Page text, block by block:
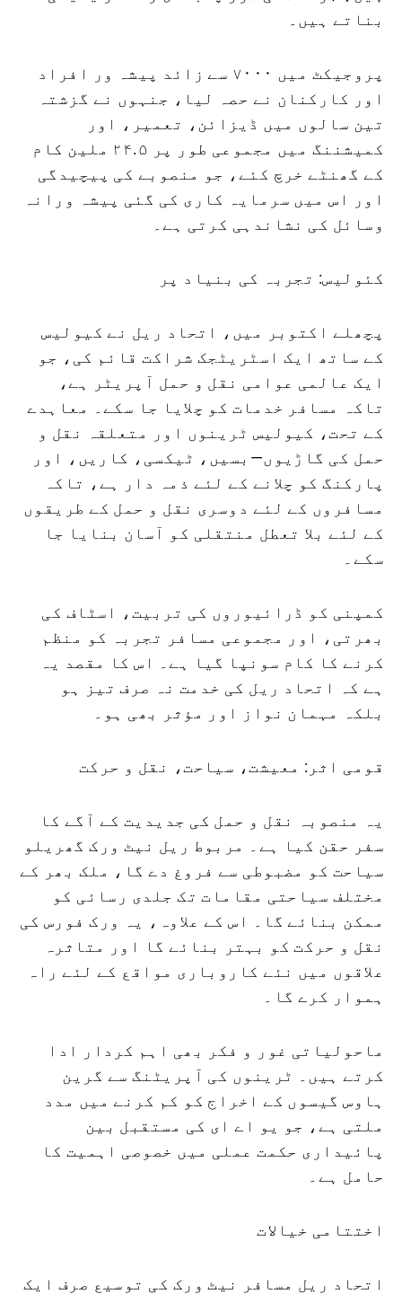
بناتے ہیں۔
پروجیکٹ میں ۷۰۰۰ سے زائد پیشہ ور افراد
اور کارکنان نے حصہ لیا، جنہوں نے گزشتہ
تین سالوں میں ڈیزائن، تعمیر، اور
کمیشننگ میں مجموعی طور پر ۲۴.۵ ملین کام
کے گھنٹے خرچ کئے، جو منصوبے کی پیچیدگی
اور اس میں سرمایہ کاری کی گئی پیشہ ورانہ
وسائل کی نشاندہی کرتی ہے۔
کئولیس: تجربہ کی بنیاد پر
پچھلے اکتوبر میں، اتحاد ریل نے کیولیس
کے ساتھ ایک اسٹریٹجک شراکت قائم کی، جو
ایک عالمی عوامی نقل و حمل آپریٹر ہے،
تاکہ مسافر خدمات کو چلایا جا سکے۔ معاہدے
کے تحت، کیولیس ٹرینوں اور متعلقہ نقل و
حمل کی گاڑیوں—بسیں، ٹیکسی، کاریں، اور
پارکنگ کو چلانے کے لئے ذمہ دار ہے، تاکہ
مسافروں کے لئے دوسری نقل و حمل کے طریقوں
کے لئے بلا تعطل منتقلی کو آسان بنایا جا
سکے۔
کمپنی کو ڈرائیوروں کی تربیت، اسٹاف کی
بھرتی، اور مجموعی مسافر تجربہ کو منظم
کرنے کا کام سونپا گیا ہے۔ اس کا مقصد یہ
ہے کہ اتحاد ریل کی خدمت نہ صرف تیز ہو
بلکہ مہمان نواز اور مؤثر بھی ہو۔
قومی اثر: معیشت، سیاحت، نقل و حرکت
یہ منصوبہ نقل و حمل کی جدیدیت کے آگے کا
سفر حقن کیا ہے۔ مربوط ریل نیٹ ورک گھریلو
سیاحت کو مضبوطی سے فروغ دے گا، ملک بھر کے
مختلف سیاحتی مقامات تک جلدی رسائی کو
ممکن بنائے گا۔ اس کے علاوہ، یہ ورک فورس کی
نقل و حرکت کو بہتر بنائے گا اور متاثرہ
علاقوں میں نئے کاروباری مواقع کے لئے راہ
ہموار کرے گا۔
ماحولیاتی غور و فکر بھی اہم کردار ادا
کرتے ہیں۔ ٹرینوں کی آپریٹنگ سے گرین
ہاوس گیسوں کے اخراج کو کم کرنے میں مدد
ملتی ہے، جو یو اے ای کی مستقبل بین
پائیداری حکمت عملی میں خصوصی اہمیت کا
حامل ہے۔
اختتامی خیالات
اتحاد ریل مسافر نیٹ ورک کی توسیع صرف ایک